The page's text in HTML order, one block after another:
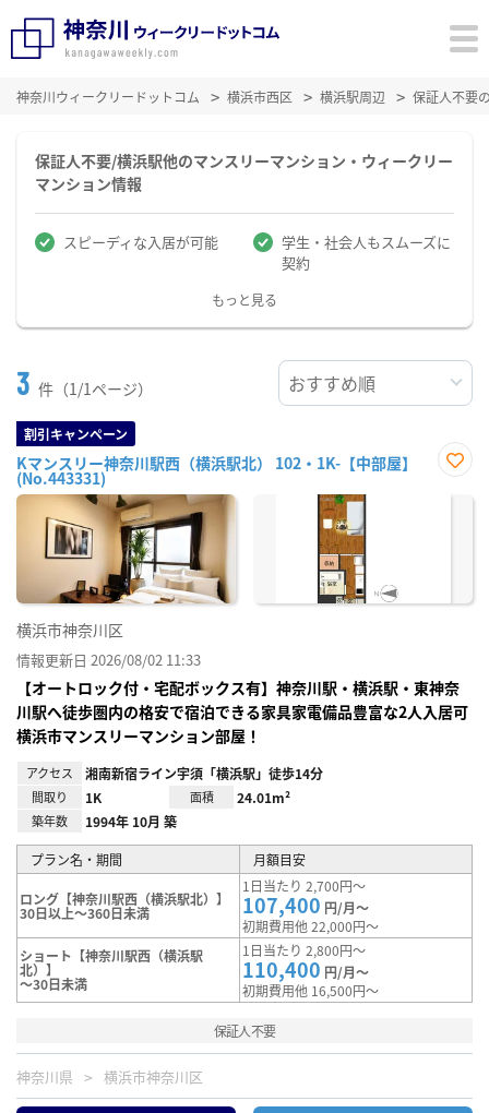
神奈川ウィークリードットコム 横浜市西区 横浜駅周辺 保証人不要
保証人不要/横浜駅他のマンスリーマンション・ウィークリー
マンション情報
スピーディな入居が可能
学生・社会人もスムーズに
契約
もっと見る
3 件（1/1ページ）
割引キャンペーン
Kマンスリー神奈川駅西（横浜駅北） 102・1K-【中部屋】
(No.443331)
に入
横浜市神奈川区
情報更新日 2026/08/02 11:33
【オートロック付・宅配ボックス有】神奈川駅・横浜駅・東神奈
川駅へ徒歩圏内の格安で宿泊できる家具家電備品豊富な2人入居可
横浜市マンスリーマンション部屋！
アクセス 湘南新宿ライン宇須「横浜駅」徒歩14分
間取り 1K 面積 24.01m²
築年数 1994年 10月 築
プラン名・期間 月額目安
ロング【神奈川駅西（横浜駅北）】
30日以上～360日未満
1日当たり 2,700円～
107,400 円/月～
初期費用他 22,000円～
ショート【神奈川駅西（横浜駅
北）】
～30日未満
1日当たり 2,800円～
110,400 円/月～
初期費用他 16,500円～
保証人不要
神奈川県 横浜市神奈川区